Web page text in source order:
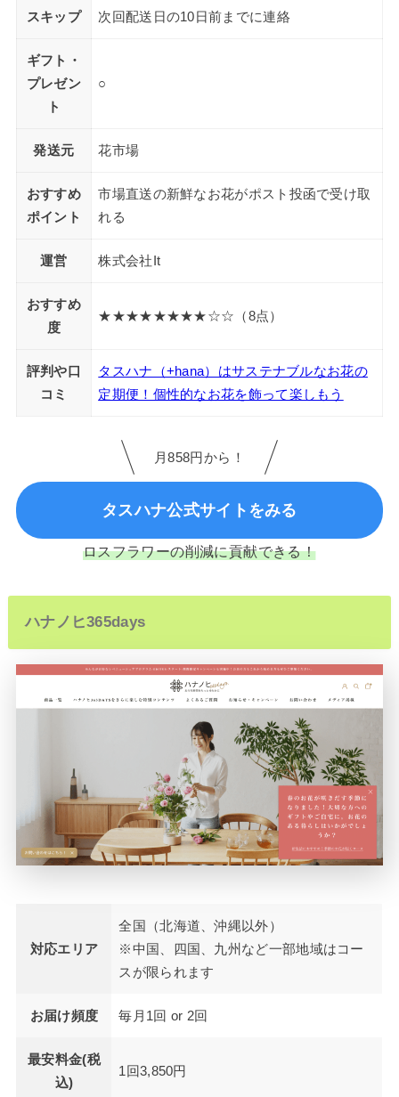
スキップ 次回配送日の10日前までに連絡
ギフト・
プレゼン
ト
○
発送元 花市場
おすすめ
ポイント
市場直送の新鮮なお花がポスト投函で受け取
れる
運営 株式会社It
おすすめ
度
★★★★★★★★☆☆（8点）
評判や口
コミ
タスハナ（+hana）はサステナブルなお花の
定期便！個性的なお花を飾って楽しもう
月858円から！
タスハナ公式サイトをみる
ロスフラワーの削減に貢献できる！
ハナノヒ365days
対応エリア
全国（北海道、沖縄以外）
※中国、四国、九州など一部地域はコー
スが限られます
お届け頻度 毎月1回 or 2回
最安料金(税
込)
1回3,850円